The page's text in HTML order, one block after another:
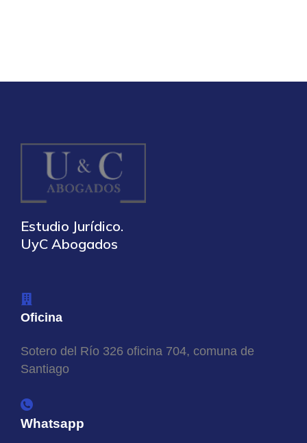
Estudio Jurídico.
UyC Abogados
Oficina
Sotero del Río 326 oficina 704, comuna de
Santiago
Whatsapp